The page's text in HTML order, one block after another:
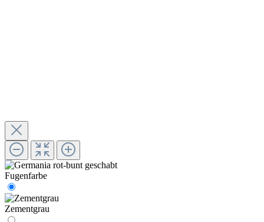
Fugenfarbe
Zementgrau